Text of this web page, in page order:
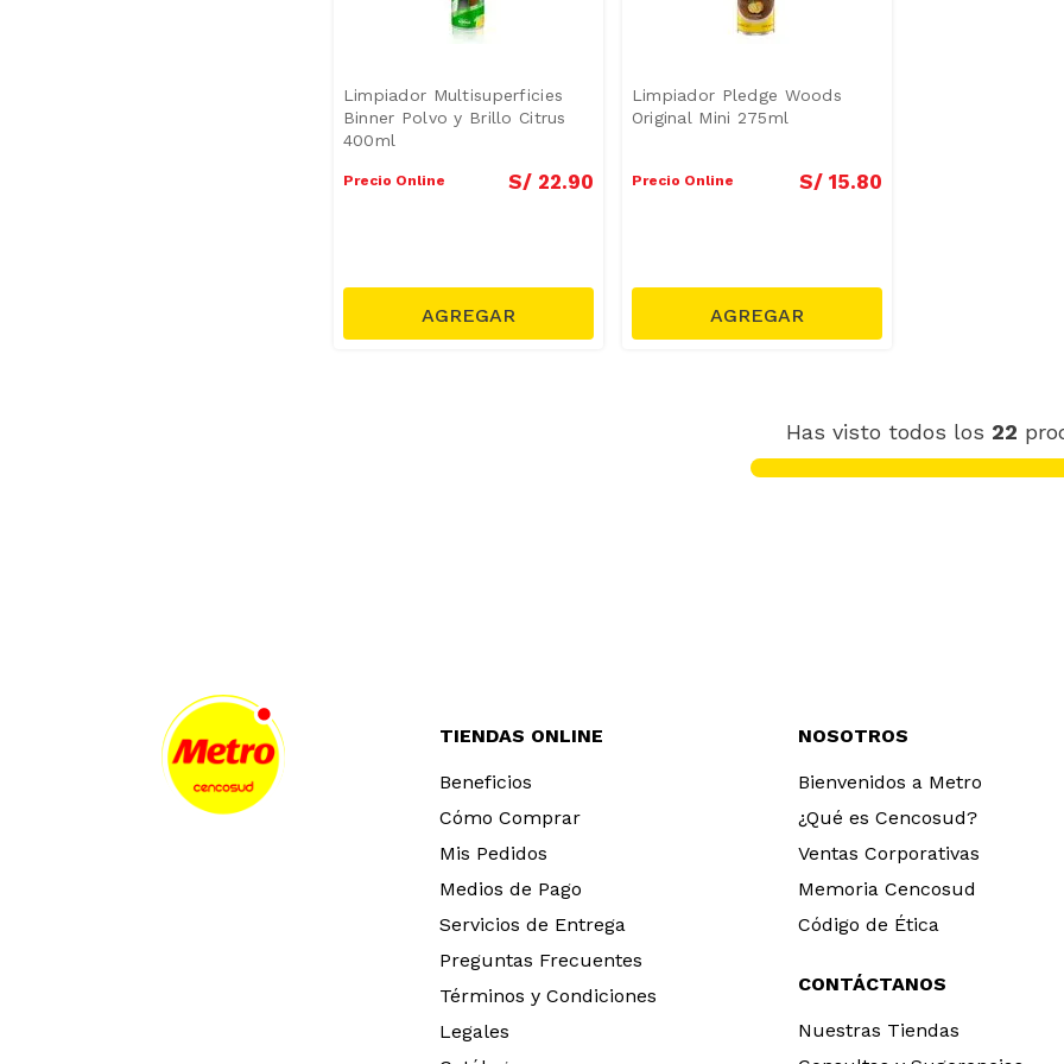
Limpiador Multisuperficies
Binner Polvo y Brillo Citrus
400ml
Precio Online S/ 22.90
Limpiador Pledge Woods
Original Mini 275ml
Precio Online S/ 15.80
Has visto todos los 22
TIENDAS ONLINE
Beneficios
Cómo Comprar
Mis Pedidos
Medios de Pago
Servicios de Entrega
Preguntas Frecuentes
Términos y Condiciones
Legales
NOSOTROS
Bienvenidos a Metro
¿Qué es Cencosud?
Ventas Corporativas
Memoria Cencosud
Código de Ética
CONTÁCTANOS
Nuestras Tiendas